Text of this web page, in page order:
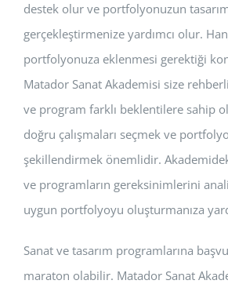
destek olur ve portfolyonuzun
gerçekleştirmenize yardımcı olur.
portfolyonuza eklenmesi gerektiği
Matador Sanat Akademisi size
ve program farklı beklentilere sahip
doğru çalışmaları seçmek ve
şekillendirmek önemlidir.
ve programların gereksinimlerini
uygun portfolyoyu oluşturmanıza
Sanat ve tasarım programlarına
maraton olabilir. Matador Sanat